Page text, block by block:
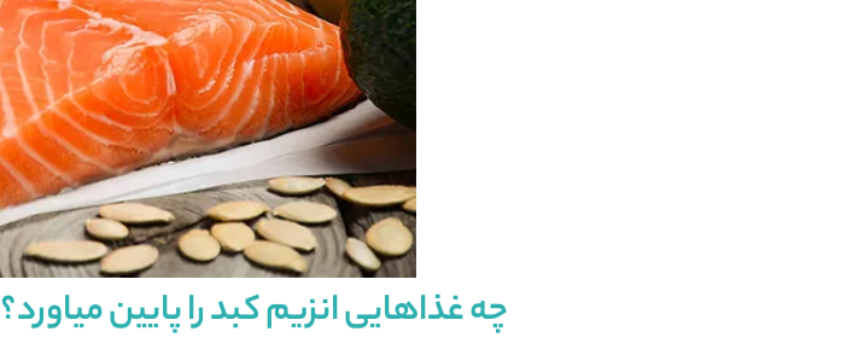
چه غذاهایی انزیم کبد را پایین میاورد؟